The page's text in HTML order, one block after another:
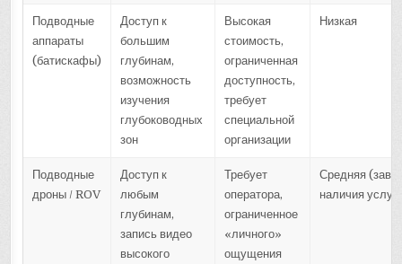
Подводные
аппараты
(батискафы)
Доступ к
большим
глубинам,
возможность
изучения
глубоководных
зон
Высокая
стоимость,
ограниченная
доступность,
требует
специальной
организации
Низкая
Подводные
дроны / ROV
Доступ к
любым
глубинам,
запись видео
высокого
Требует
оператора,
ограниченное
«личного»
ощущения
Средняя
наличия